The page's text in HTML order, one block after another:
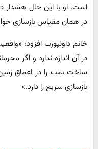
است. او با این حال هشدار
در همان مقیاس بازسازی
خانم داونپورت افزود:
در آن اندازه ندارد و اگر
ساخت بمب را در اعماق زمین
بازسازی سریع را دارد.»